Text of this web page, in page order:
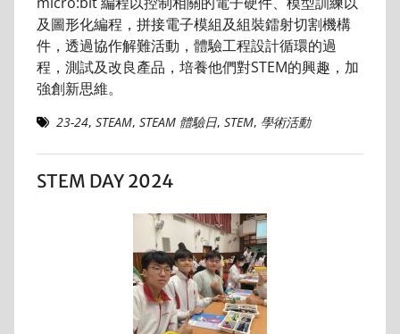
及圖形化編程，拼接電子模組及組裝鐳射切割機構
件，透過協作解難活動，體驗工程設計循環的過
程，測試及改良產品，培養他們對STEM的興趣，加
強創新思維。
23-24, STEAM, STEAM 體驗日, STEM, 學術活動
STEM DAY 2024